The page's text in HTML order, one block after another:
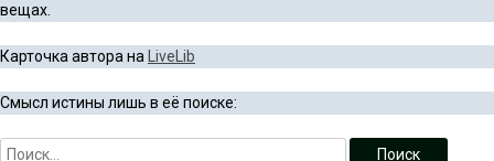
вещах.
Карточка автора на LiveLib
Смысл истины лишь в её поиске: